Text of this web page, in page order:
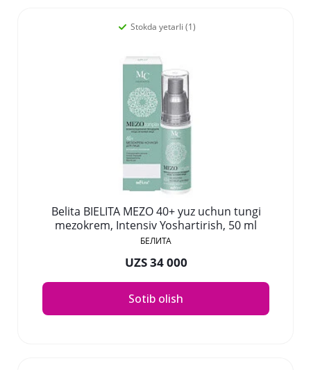
Stokda yetarli (1)
Belita BIELITA MEZO 40+ yuz uchun tungi
mezokrem, Intensiv Yoshartirish, 50 ml
БЕЛИТА
UZS 34 000
Sotib olish